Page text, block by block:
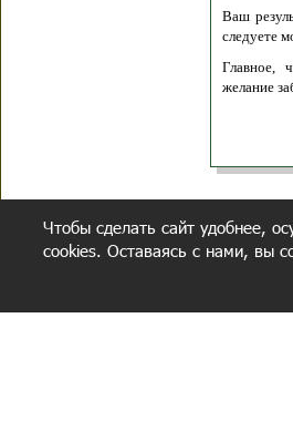
Ваш
следуете
Главное,
желание
Чтобы сделать сайт удобнее,
cookies. Оставаясь с нами, вы